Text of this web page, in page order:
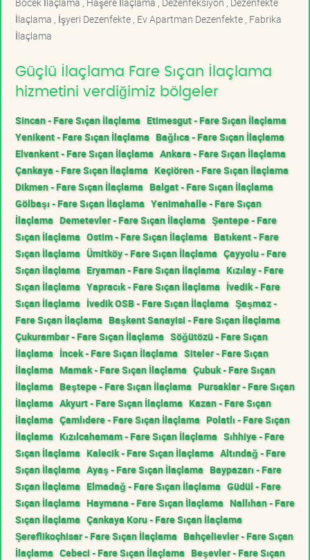
İlaçlama , İşyeri Dezenfekte , Ev Apartman Dezenfekte , Fabrika
İlaçlama
Güçlü İlaçlama Fare Sıçan İlaçlama
hizmetini verdiğimiz bölgeler
Sincan - Fare Sıçan İlaçlama Etimesgut - Fare Sıçan İlaçlama
Yenikent - Fare Sıçan İlaçlama Bağlıca - Fare Sıçan İlaçlama
Elvankent - Fare Sıçan İlaçlama Ankara - Fare Sıçan İlaçlama
Çankaya - Fare Sıçan İlaçlama Keçiören - Fare Sıçan İlaçlama
Dikmen - Fare Sıçan İlaçlama Balgat - Fare Sıçan İlaçlama
Gölbaşı - Fare Sıçan İlaçlama Yenimahalle - Fare Sıçan
İlaçlama Demetevler - Fare Sıçan İlaçlama Şentepe - Fare
Sıçan İlaçlama Ostim - Fare Sıçan İlaçlama Batıkent - Fare
Sıçan İlaçlama Ümitköy - Fare Sıçan İlaçlama Çayyolu - Fare
Sıçan İlaçlama Eryaman - Fare Sıçan İlaçlama Kızılay - Fare
Sıçan İlaçlama Yapracık - Fare Sıçan İlaçlama İvedik - Fare
Sıçan İlaçlama İvedik OSB - Fare Sıçan İlaçlama Şaşmaz -
Fare Sıçan İlaçlama Başkent Sanayisi - Fare Sıçan İlaçlama
Çukurambar - Fare Sıçan İlaçlama Söğütözü - Fare Sıçan
İlaçlama İncek - Fare Sıçan İlaçlama Siteler - Fare Sıçan
İlaçlama Mamak - Fare Sıçan İlaçlama Çubuk - Fare Sıçan
İlaçlama Beştepe - Fare Sıçan İlaçlama Pursaklar - Fare Sıçan
İlaçlama Akyurt - Fare Sıçan İlaçlama Kazan - Fare Sıçan
İlaçlama Çamlıdere - Fare Sıçan İlaçlama Polatlı - Fare Sıçan
İlaçlama Kızılcahamam - Fare Sıçan İlaçlama Sıhhiye - Fare
Sıçan İlaçlama Kalecik - Fare Sıçan İlaçlama Altındağ - Fare
Sıçan İlaçlama Ayaş - Fare Sıçan İlaçlama Baypazarı - Fare
Sıçan İlaçlama Elmadağ - Fare Sıçan İlaçlama Güdül - Fare
Sıçan İlaçlama Haymana - Fare Sıçan İlaçlama Nallıhan - Fare
Sıçan İlaçlama Çankaya Koru - Fare Sıçan İlaçlama
Şereflikoçhisar - Fare Sıçan İlaçlama Bahçelievler - Fare Sıçan
İlaçlama Cebeci - Fare Sıçan İlaçlama Beşevler - Fare Sıçan